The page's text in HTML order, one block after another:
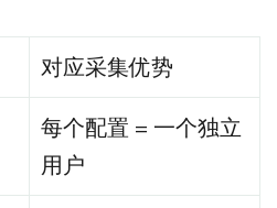
对应采集优势
每个配置 = 一个独立
用户